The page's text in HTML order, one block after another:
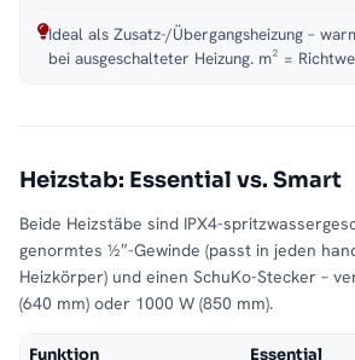
Ideal als Zusatz-/Übergangsheizung –
bei ausgeschalteter Heizung. m² =
Heizstab: Essential vs. Smart
Beide Heizstäbe sind IPX4-
genormtes ½″-Gewinde (passt in jeden
Heizkörper) und einen SchuKo-Stecker –
(640 mm) oder 1000 W (850 mm).
Funktion Essential